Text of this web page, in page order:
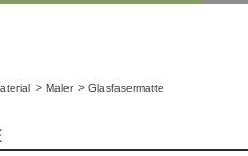
Maler Glasfasermatte